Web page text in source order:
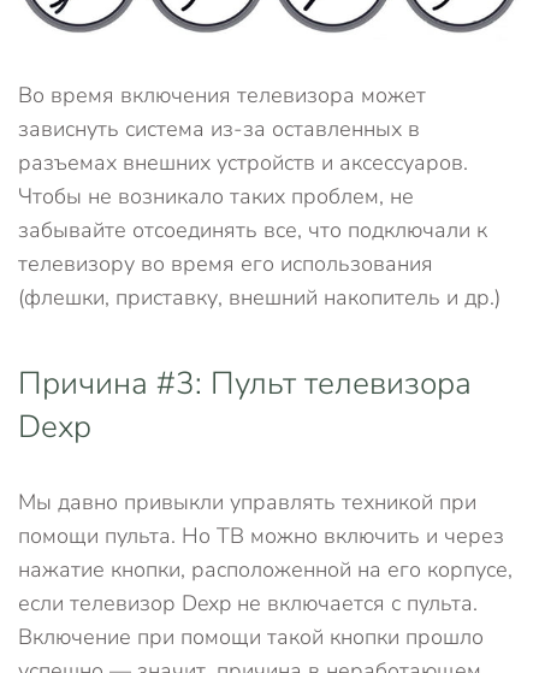
Во время включения телевизора может
зависнуть система из-за оставленных в
разъемах внешних устройств и аксессуаров.
Чтобы не возникало таких проблем, не
забывайте отсоединять все, что подключали к
телевизору во время его использования
(флешки, приставку, внешний накопитель и др.)
Причина #3: Пульт телевизора
Dexp
Мы давно привыкли управлять техникой при
помощи пульта. Но ТВ можно включить и через
нажатие кнопки, расположенной на его корпусе,
если телевизор Dexp не включается с пульта.
Включение при помощи такой кнопки прошло